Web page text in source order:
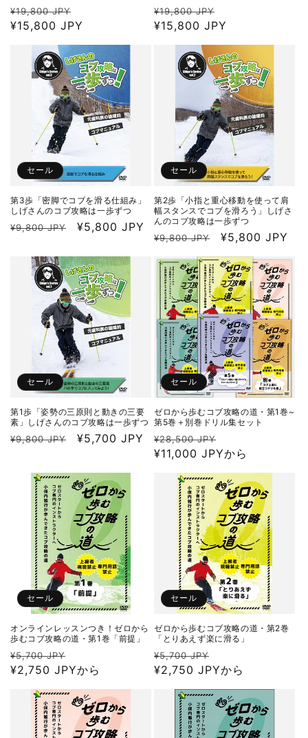
通
常
¥19,800 JPY
ー
価
格
¥15,800 JPY
通
常
¥19,800 JPY
ー
価
格
¥15,800 JPY
セール
第3歩「密脚でコブを滑る仕組み」
しげさんのコブ攻略は一歩ずつ
通
¥9,800 JPY
セ
ル
価
格
¥5,800 JPY
セール
第2歩「小指と重心移動を使って肩
幅スタンスでコブを滑ろう」しげさ
んのコブ攻略は一歩ずつ
通
価
格
¥9,800 JPY
セ
ル
価
格
¥5,800 JPY
セール
第1歩「姿勢の三原則と動きの三要
素」しげさんのコブ攻略は一歩ずつ
通
¥9,800 JPY
セ
価
格
¥5,700 JPY
セール
ゼロから歩むコブ攻略の道・第1巻~
第5巻＋別巻ドリル集セット
通
常
¥28,500 JPY
ー
価
格
¥11,000 JPYから
セール
オンラインレッスンつき！ゼロから
歩むコブ攻略の道・第1巻「前提」
通
常
¥5,700 JPY
ー
価
格
¥2,750 JPYから
セール
ゼロから歩むコブ攻略の道・第2巻
「とりあえず楽に滑る」
通
常
¥5,700 JPY
ー
価
格
¥2,750 JPYから